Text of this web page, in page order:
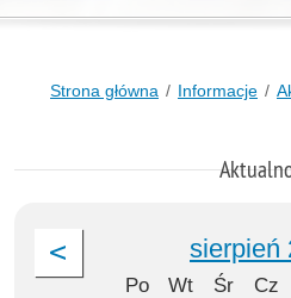
Strona główna Informacje
sierpień
Po Wt Śr Cz